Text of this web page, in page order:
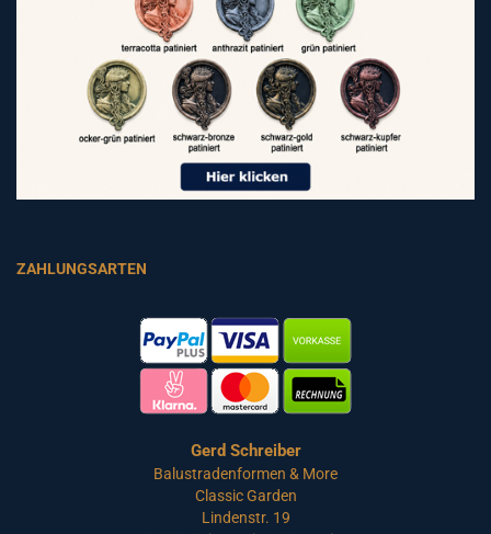
ZAHLUNGSARTEN
Gerd Schreiber
Balustradenformen & More
Classic Garden
Lindenstr. 19